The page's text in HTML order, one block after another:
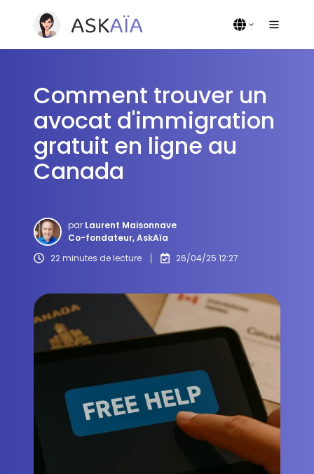
Comment trouver un
avocat d'immigration
gratuit en ligne au
Canada
par Laurent Maisonnave
Co-fondateur, AskAïa
22 minutes de lecture
26/04/25 12:27